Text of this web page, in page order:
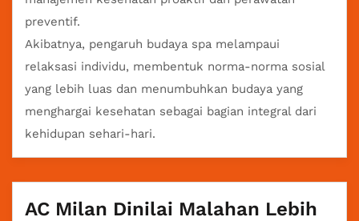
preventif.
Akibatnya, pengaruh budaya spa melampaui
relaksasi individu, membentuk norma-norma sosial
yang lebih luas dan menumbuhkan budaya yang
menghargai kesehatan sebagai bagian integral dari
kehidupan sehari-hari.
AC Milan Dinilai Malahan Lebih